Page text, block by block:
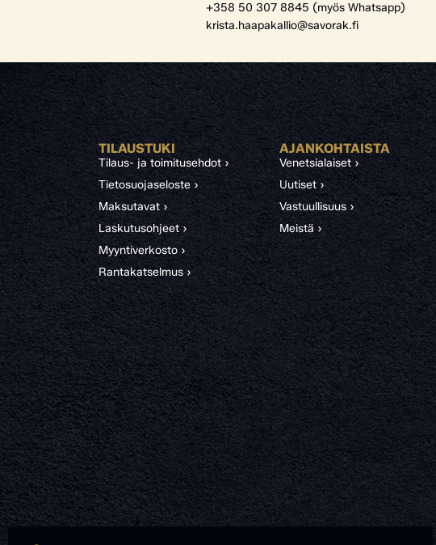
+358 50 307 8845 (myös Whatsapp)
krista.haapakallio@savorak.fi
TILAUSTUKI
Tilaus- ja toimitusehdot ›
Tietosuojaseloste ›
Maksutavat ›
Laskutusohjeet ›
Myyntiverkosto ›
Rantakatselmus ›
AJANKOHTAISTA
Venetsialaiset ›
Uutiset ›
Vastuullisuus ›
Meistä ›